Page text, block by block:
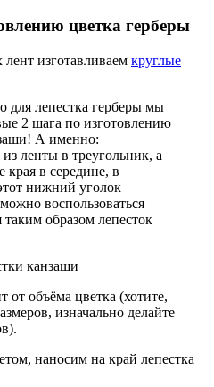
цветка герберы
изготавливаем круглые
для лепестка герберы мы
2 шага по изготовлению
А именно:
ленты в треугольник, а
края в середине, в
нижний уголок
воспользоваться
образом лепесток
от объёма цветка (хотите,
изначально делайте
наносим на край лепестка